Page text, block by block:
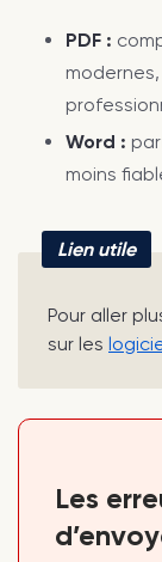
PDF :
Word :
moins
Lien utile
Pour aller
sur les
Les